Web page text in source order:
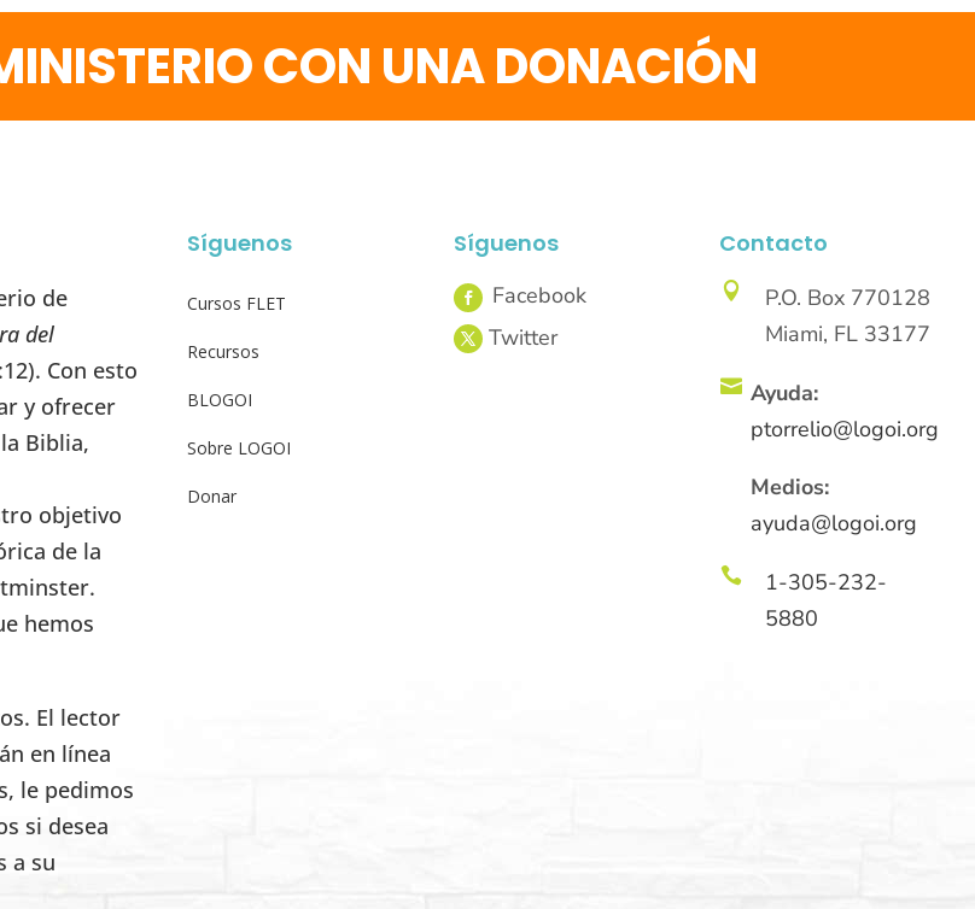
CON UNA DONACIÓN
de
del
Con esto
y ofrecer
Biblia,
objetivo
de la
hemos
El lector
en línea
le pedimos
si desea
a su
Síguenos
Cursos FLET
Recursos
BLOGOI
Sobre LOGOI
Donar
Síguenos Contacto

P.O. Box 770128
Miami, FL 33177
 Ayuda:
ptorrelio@logoi.org
Medios:
ayuda@logoi.org

1-305-232-
5880